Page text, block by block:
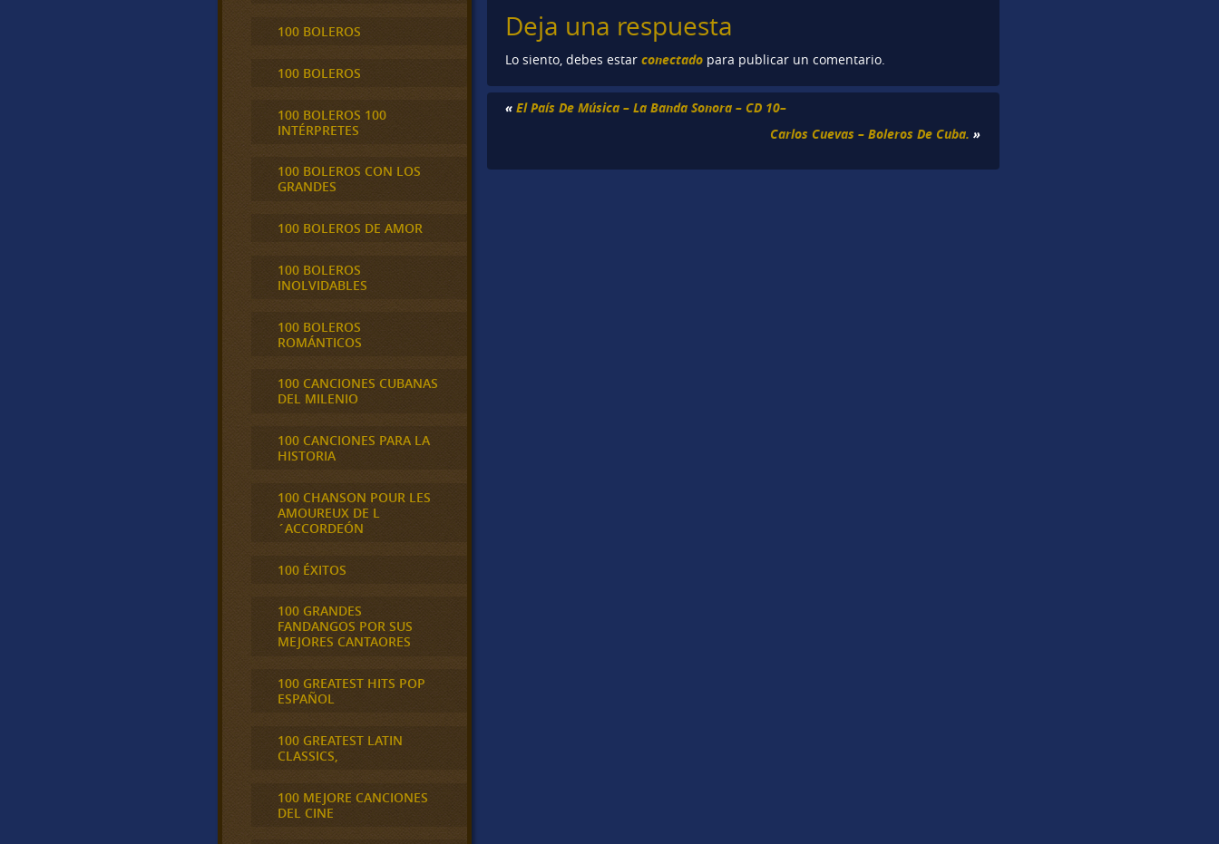
Deja una respuesta
Lo siento, debes estarconectado para publicar un comentario.
«El País De Música – La Banda Sonora – CD 10–
Carlos Cuevas – Boleros De Cuba. »
100 BOLEROS
100 BOLEROS
100 BOLEROS 100
INTÉRPRETES
100 BOLEROS CON LOS
GRANDES
100 BOLEROS DE AMOR
100 BOLEROS
INOLVIDABLES
100 BOLEROS
ROMÁNTICOS
100 CANCIONES CUBANAS
DEL MILENIO
100 CANCIONES PARA LA
HISTORIA
100 CHANSON POUR LES
AMOUREUX DE L
´ACCORDEÓN
100 ÉXITOS
100 GRANDES
FANDANGOS POR SUS
MEJORES CANTAORES
100 GREATEST HITS POP
ESPAÑOL
100 GREATEST LATIN
CLASSICS,
100 MEJORE CANCIONES
DEL CINE